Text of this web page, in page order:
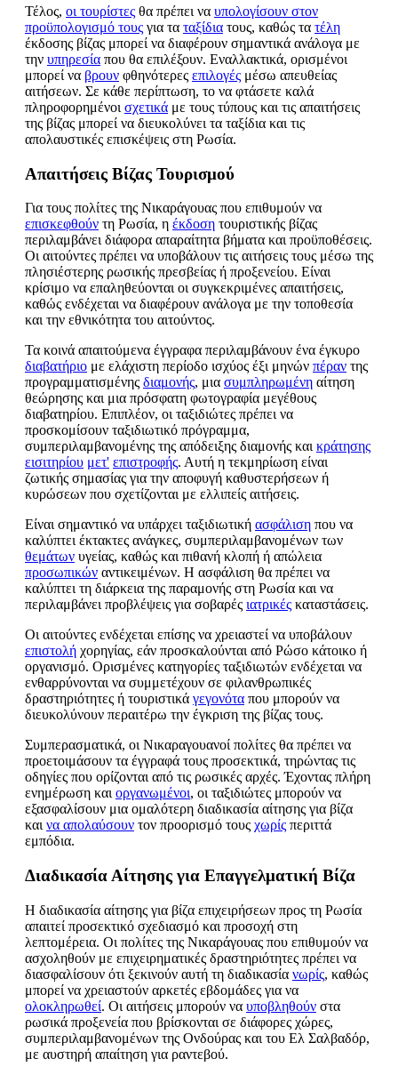
Τέλος, οι τουρίστες θα πρέπει να υπολογίσουν στον
προϋπολογισμό τους για τα ταξίδια τους, καθώς τα τέλη
έκδοσης βίζας μπορεί να διαφέρουν σημαντικά ανάλογα με
την υπηρεσία που θα επιλέξουν. Εναλλακτικά, ορισμένοι
μπορεί να βρουν φθηνότερες επιλογές μέσω απευθείας
αιτήσεων. Σε κάθε περίπτωση, το να φτάσετε καλά
πληροφορημένοι σχετικά με τους τύπους και τις απαιτήσεις
της βίζας μπορεί να διευκολύνει τα ταξίδια και τις
απολαυστικές επισκέψεις στη Ρωσία.
Απαιτήσεις Βίζας Τουρισμού
Για τους πολίτες της Νικαράγουας που επιθυμούν να
επισκεφθούν τη Ρωσία, η έκδοση τουριστικής βίζας
περιλαμβάνει διάφορα απαραίτητα βήματα και προϋποθέσεις.
Οι αιτούντες πρέπει να υποβάλουν τις αιτήσεις τους μέσω της
πλησιέστερης ρωσικής πρεσβείας ή προξενείου. Είναι
κρίσιμο να επαληθεύονται οι συγκεκριμένες απαιτήσεις,
καθώς ενδέχεται να διαφέρουν ανάλογα με την τοποθεσία
και την εθνικότητα του αιτούντος.
Τα κοινά απαιτούμενα έγγραφα περιλαμβάνουν ένα έγκυρο
διαβατήριο με ελάχιστη περίοδο ισχύος έξι μηνών πέραν της
προγραμματισμένης διαμονής, μια συμπληρωμένη αίτηση
θεώρησης και μια πρόσφατη φωτογραφία μεγέθους
διαβατηρίου. Επιπλέον, οι ταξιδιώτες πρέπει να
προσκομίσουν ταξιδιωτικό πρόγραμμα,
συμπεριλαμβανομένης της απόδειξης διαμονής και κράτησης
εισιτηρίου μετ' επιστροφής. Αυτή η τεκμηρίωση είναι
ζωτικής σημασίας για την αποφυγή καθυστερήσεων ή
κυρώσεων που σχετίζονται με ελλιπείς αιτήσεις.
Είναι σημαντικό να υπάρχει ταξιδιωτική ασφάλιση που να
καλύπτει έκτακτες ανάγκες, συμπεριλαμβανομένων των
θεμάτων υγείας, καθώς και πιθανή κλοπή ή απώλεια
προσωπικών αντικειμένων. Η ασφάλιση θα πρέπει να
καλύπτει τη διάρκεια της παραμονής στη Ρωσία και να
περιλαμβάνει προβλέψεις για σοβαρές ιατρικές καταστάσεις.
Οι αιτούντες ενδέχεται επίσης να χρειαστεί να υποβάλουν
επιστολή χορηγίας, εάν προσκαλούνται από Ρώσο κάτοικο ή
οργανισμό. Ορισμένες κατηγορίες ταξιδιωτών ενδέχεται να
ενθαρρύνονται να συμμετέχουν σε φιλανθρωπικές
δραστηριότητες ή τουριστικά γεγονότα που μπορούν να
διευκολύνουν περαιτέρω την έγκριση της βίζας τους.
Συμπερασματικά, οι Νικαραγουανοί πολίτες θα πρέπει να
προετοιμάσουν τα έγγραφά τους προσεκτικά, τηρώντας τις
οδηγίες που ορίζονται από τις ρωσικές αρχές. Έχοντας πλήρη
ενημέρωση και οργανωμένοι, οι ταξιδιώτες μπορούν να
εξασφαλίσουν μια ομαλότερη διαδικασία αίτησης για βίζα
και να απολαύσουν τον προορισμό τους χωρίς περιττά
εμπόδια.
Διαδικασία Αίτησης για Επαγγελματική Βίζα
Η διαδικασία αίτησης για βίζα επιχειρήσεων προς τη Ρωσία
απαιτεί προσεκτικό σχεδιασμό και προσοχή στη
λεπτομέρεια. Οι πολίτες της Νικαράγουας που επιθυμούν να
ασχοληθούν με επιχειρηματικές δραστηριότητες πρέπει να
διασφαλίσουν ότι ξεκινούν αυτή τη διαδικασία νωρίς, καθώς
μπορεί να χρειαστούν αρκετές εβδομάδες για να
ολοκληρωθεί. Οι αιτήσεις μπορούν να υποβληθούν στα
ρωσικά προξενεία που βρίσκονται σε διάφορες χώρες,
συμπεριλαμβανομένων της Ονδούρας και του Ελ Σαλβαδόρ,
με αυστηρή απαίτηση για ραντεβού.